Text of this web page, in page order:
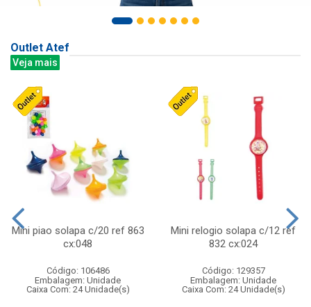
Outlet Atef
Veja mais
Mini piao solapa c/20 ref 863
cx:048
Código: 106486
Embalagem: Unidade
Caixa Com: 24 Unidade(s)
Mini relogio solapa c/12 ref
832 cx:024
Código: 129357
Embalagem: Unidade
Caixa Com: 24 Unidade(s)